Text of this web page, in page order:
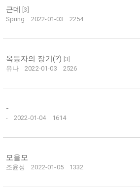
근데 [3
Spring
2022-01-03 2254
옥동자의 장기(?) 3
유나
2022-01-03 2526
-
- 2022-01-04 1614
모을모
조윤성 2022-01-05 1332